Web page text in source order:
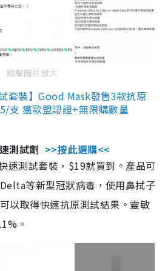
點擊圖片放大
套裝】Good Mask發售3款抗原
支 獲歐盟認證+無限購數量
測試劑 >>按此選購<<
速測試套裝，$19就買到。產品可
等新型冠狀病毒，使用鼻拭子
以取得快速抗原測試結果。靈敏
。